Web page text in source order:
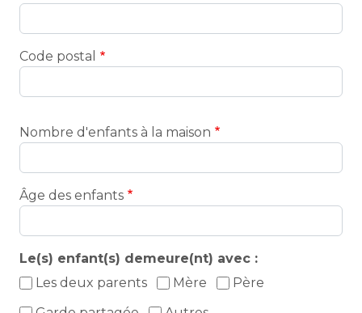
Code postal
Nombre d'enfants à la maison
Âge des enfants
Le(s) enfant(s) demeure(nt) avec :
Les deux parents
Mère
Père